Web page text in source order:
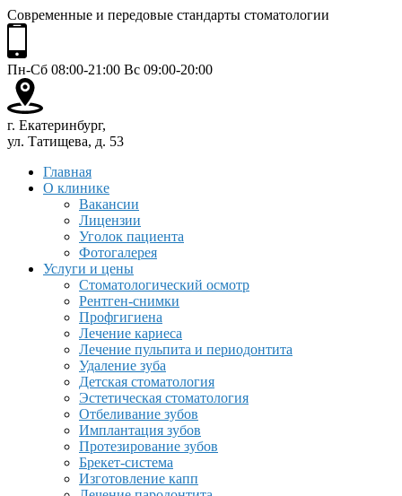
Современные и передовые стандарты стоматологии
Пн-Сб 08:00-21:00 Вс 09:00-20:00
г. Екатеринбург,
ул. Татищева, д. 53
Главная
О клинике
Вакансии
Лицензии
Уголок пациента
Фотогалерея
Услуги и цены
Стоматологический осмотр
Рентген-снимки
Профгигиена
Лечение кариеса
Лечение пульпита и периодонтита
Удаление зуба
Детская стоматология
Эстетическая стоматология
Отбеливание зубов
Имплантация зубов
Протезирование зубов
Брекет-система
Изготовление капп